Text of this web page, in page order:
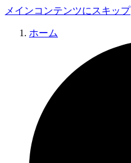
メインコンテンツにスキップ
ホーム